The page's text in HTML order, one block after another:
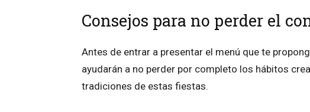
Consejos para no perder el
Antes de entrar a presentar el menú que te
ayudarán a no perder por completo los hábitos
tradiciones de estas fiestas.